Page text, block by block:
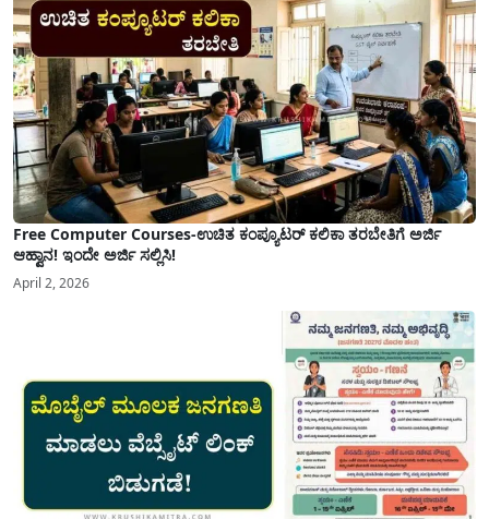
Free Computer Courses-ಉಚಿತ ಕಂಪ್ಯೂಟರ್ ಕಲಿಕಾ ತರಬೇತಿಗೆ ಅರ್ಜಿ
ಆಹ್ವಾನ! ಇಂದೇ ಅರ್ಜಿ ಸಲ್ಲಿಸಿ!
April 2, 2026